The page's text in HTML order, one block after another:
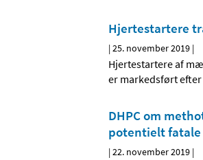
Hjertestartere
|25. november 2019 |
Hjertestartere af
er markedsført
DHPC om
potentielt
|22. november 2019 |